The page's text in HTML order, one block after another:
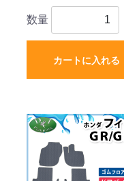
数量
カートに入れる